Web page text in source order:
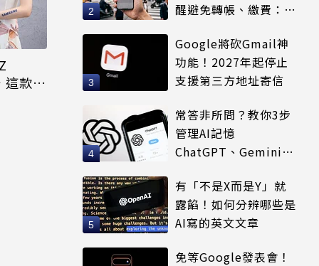
款獨
醒避免轉帳、繳費：務
Google將砍Gmail神
功能！2027年起停止
支援第三方地址寄信
常答非所問？教你3步
管理AI記憶
ChatGPT、Gemini都
有「不是X而是Y」就
露餡！如何分辨哪些是
AI寫的英文文章
免等Google發表會！